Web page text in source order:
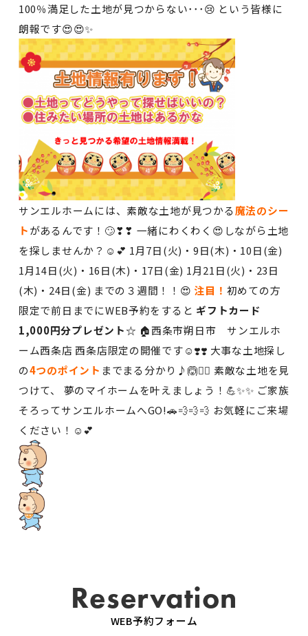
100％満足した土地が見つからない･･･😢 という皆様に
朗報です😍😍✨
サンエルホームには、素敵な土地が見つかる魔法のシー
トがあるんです！🙄❣❣ 一緒にわくわく😍しながら土地
を探しませんか？☺💕 1月7日(火)・9日(木)・10日(金)
1月14日(火)・16日(木)・17日(金) 1月21日(火)・23日
(木)・24日(金) までの３週間！！😍 注目！ 初めての方
限定で前日までにWEB予約をすると ギフトカード
1,000円分プレゼント☆ 🏠西条市朔日市 サンエルホ
ーム西条店 西条店限定の開催です☺️❣️❣️ 大事な土地探し
の4つのポイント までまる分かり♪🙆🙆‍♂️ 素敵な土地を見
つけて、 夢のマイホームを叶えましょう！💪✨✨ ご家族
そろってサンエルホームへGO!🚗💨💨💨 お気軽にご来場
ください！☺️💕
Reservation
WEB予約フォーム